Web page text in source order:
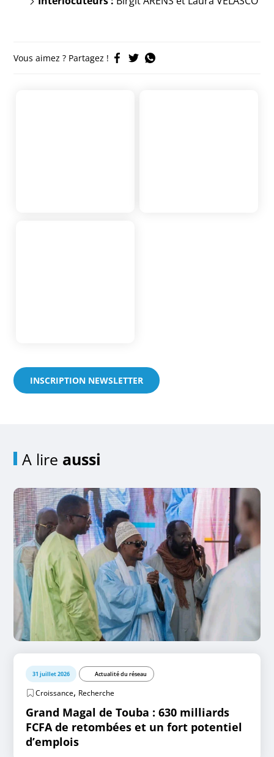
Vous aimez ? Partagez !
INSCRIPTION NEWSLETTER
A lire aussi
31 juillet 2026 Actualité du réseau
Croissance, Recherche
Grand Magal de Touba : 630 milliards
FCFA de retombées et un fort potentiel
d’emplois